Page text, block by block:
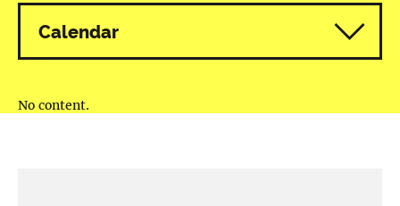
Calendar
No content.